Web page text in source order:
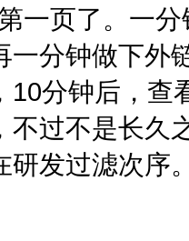
一页了。一
一分钟做下外
10分钟后，查
不过不是长久
研发过滤次序